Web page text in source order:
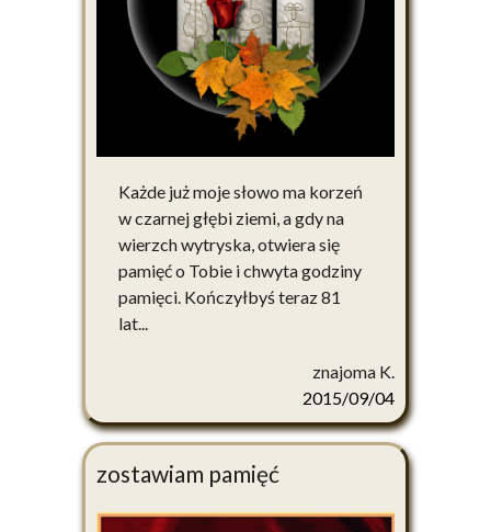
Każde już moje słowo ma korzeń
w czarnej głębi ziemi, a gdy na
wierzch wytryska, otwiera się
pamięć o Tobie i chwyta godziny
pamięci. Kończyłbyś teraz 81
lat...
znajoma K.
2015/09/04
zostawiam pamięć